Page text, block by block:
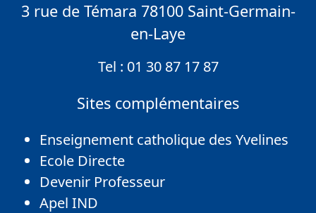
Sites complémentaires
Enseignement catholique des Yvelines
Ecole Directe
Devenir Professeur
Apel IND
3 rue de Témara 78100 Saint-Germain-
en-Laye
Tel : 01 30 87 17 87